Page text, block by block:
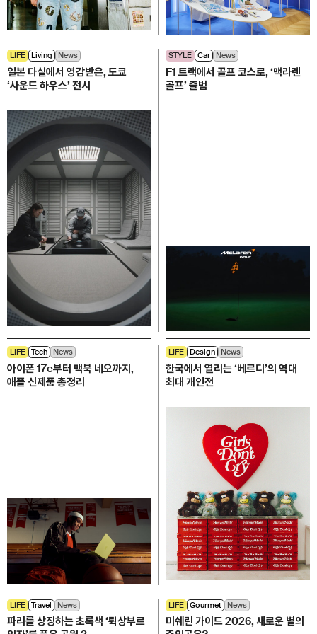
LIFE Living News
일본 다실에서 영감받은, 도쿄
‘사운드 하우스’ 전시
STYLE Car News
F1 트랙에서 골프 코스로, ‘맥라렌
골프’ 출범
LIFE Tech News
아이폰 17e부터 맥북 네오까지,
애플 신제품 총정리
LIFE Design News
한국에서 열리는 ‘베르디’의 역대
최대 개인전
LIFE Travel News
파리를 상징하는 초록색 ‘뤽상부르
LIFE Gourmet News
미쉐린 가이드 2026, 새로운 별의